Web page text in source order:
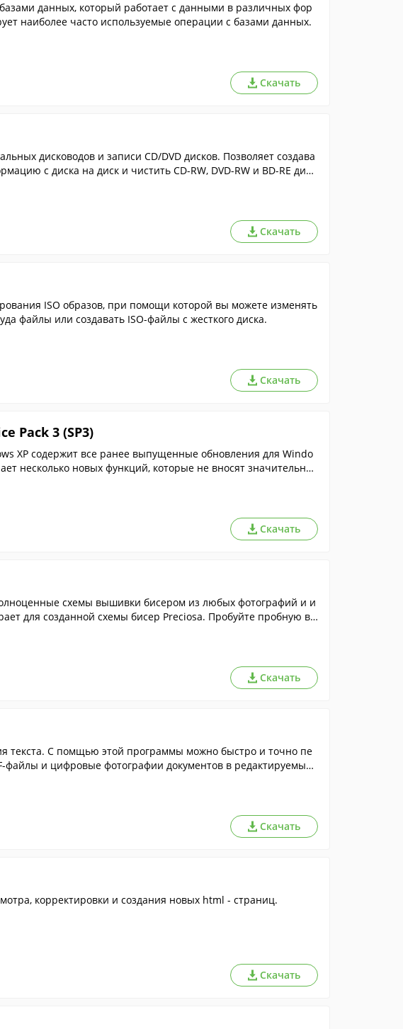
данных, который работает с данными в различных фор
наиболее часто используемые операции с базами данных.
Скачать
дисководов и записи CD/DVD дисков. Позволяет создава
с диска на диск и чистить CD-RW, DVD-RW и BD-RE диск
Скачать
файлы или создавать ISO-файлы с жесткого диска.
Скачать
Pack 3 (SP3)
XP содержит все ранее выпущенные обновления для Windo
несколько новых функций, которые не вносят значительны
Скачать
схемы вышивки бисером из любых фотографий и и
для созданной схемы бисер Preciosa. Пробуйте пробную ве
Скачать
текста. С помщью этой программы можно быстро и точно пе
файлы и цифровые фотографии документов в редактируемый
Скачать
корректировки и создания новых html - страниц.
Скачать